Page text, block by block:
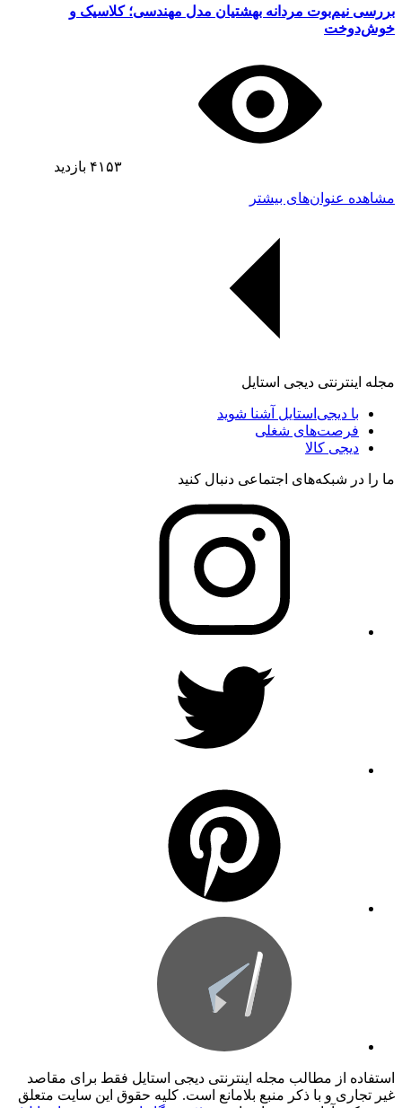
بررسی نیم‌بوت مردانه بهشتیان مدل مهندسی؛ کلاسیک و
خوش‌دوخت
۴۱۵۳ بازدید
مشاهده عنوان‌های بیشتر
مجله اینترنتی دیجی استایل
با دیجی‌استایل آشنا شوید
فرصت‌های شغلی
دیجی کالا
ما را در شبکه‌های اجتماعی دنبال کنید
استفاده از مطالب مجله اینترنتی دیجی استایل فقط برای مقاصد
غیر تجاری و با ذکر منبع بلامانع است. کليه حقوق اين سايت متعلق